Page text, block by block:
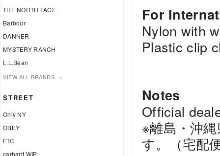
THE NORTH FACE
Barbour
DANNER
MYSTERY RANCH
L.L.Bean
VIEW ALL BRANDS →
STREET
Only NY
OBEY
FTC
carhartt WIP
For
Nylon with
Plastic clip
Notes
Official
※離島・沖
す。（宅配